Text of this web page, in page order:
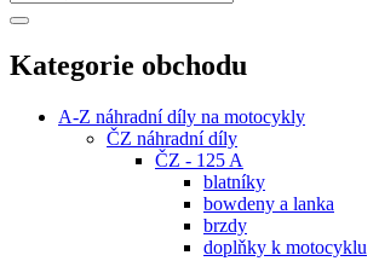
Kategorie obchodu
A-Z náhradní díly na motocykly
ČZ náhradní díly
ČZ - 125 A
blatníky
bowdeny a lanka
brzdy
doplňky k motocyklu